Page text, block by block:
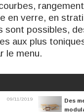
en verre, en
possibles,
aux plus
le menu.
09/11/2019
Des